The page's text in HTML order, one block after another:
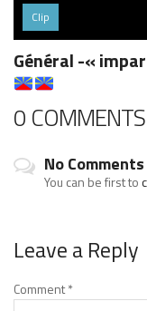
Clip
Général -«
0 COMMENTS
No
You can be first to
Leave a Reply
Comment*